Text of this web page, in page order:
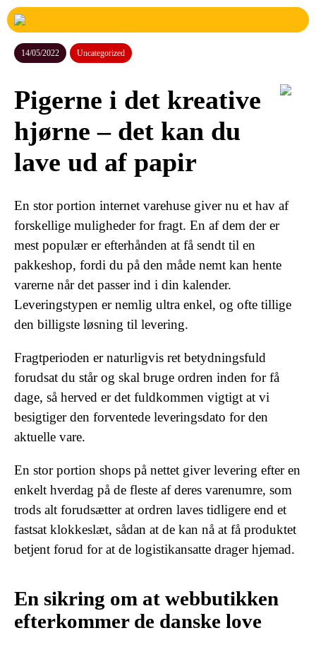
14/05/2022 Uncategorized
Pigerne i det kreative
hjørne – det kan du
lave ud af papir
En stor portion internet varehuse giver nu et hav af
forskellige muligheder for fragt. En af dem der er
mest populær er efterhånden at få sendt til en
pakkeshop, fordi du på den måde nemt kan hente
varerne når det passer ind i din kalender.
Leveringstypen er nemlig ultra enkel, og ofte tillige
den billigste løsning til levering.
Fragtperioden er naturligvis ret betydningsfuld
forudsat du står og skal bruge ordren inden for få
dage, så herved er det fuldkommen vigtigt at vi
besigtiger den forventede leveringsdato for den
aktuelle vare.
En stor portion shops på nettet giver levering efter en
enkelt hverdag på de fleste af deres varenumre, som
trods alt forudsætter at ordren laves tidligere end et
fastsat klokkeslæt, sådan at de kan nå at få produktet
betjent forud for at de logistikansatte drager hjemad.
En sikring om at webbutikken
efterkommer de danske love